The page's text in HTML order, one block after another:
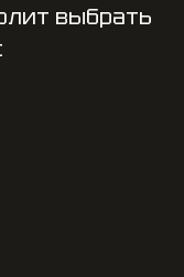
выбрать